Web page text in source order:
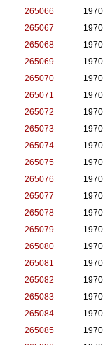
265066
1970
265067
1970
265068
1970
265069
1970
265070
1970
265071
1970
265072
1970
265073
1970
265074
1970
265075
1970
265076
1970
265077
1970
265078
1970
265079
1970
265080
1970
265081
1970
265082
1970
265083
1970
265084
1970
265085
1970